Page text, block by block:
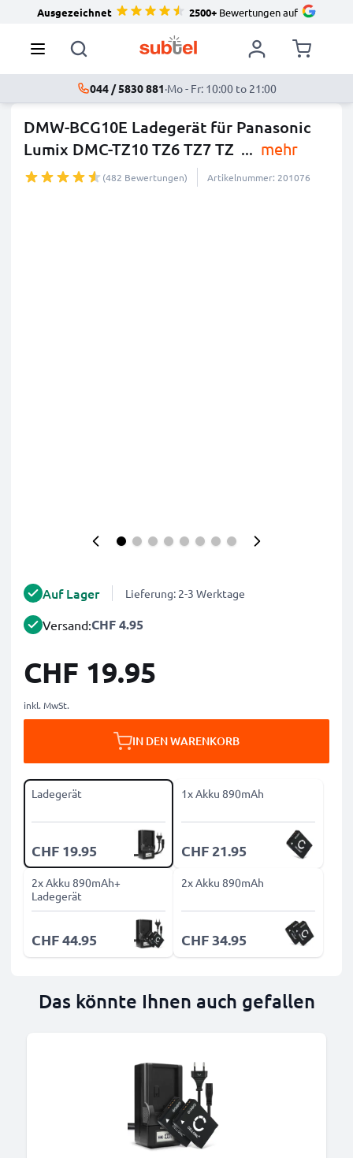
Ausgezeichnet 2500+Bewertungen auf
044 / 5830 881·Mo - Fr: 10:00 to 21:00
DMW-BCG10E Ladegerät für Panasonic
Lumix DMC-TZ10 TZ6 TZ7 TZ ... mehr
(482 Bewertungen) Artikelnummer: 201076
Auf Lager Lieferung: 2-3 Werktage
Versand:CHF 4.95
CHF 19.95
inkl. MwSt.
IN DEN WARENKORB
Ladegerät
CHF 19.95
1x Akku 890mAh
CHF 21.95
2x Akku 890mAh+
Ladegerät
CHF 44.95
2x Akku 890mAh
CHF 34.95
Das könnte Ihnen auch gefallen